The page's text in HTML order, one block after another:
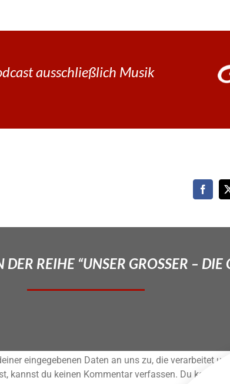
ausschließlich Musik
REIHE “UNSER GROSSER – DIE
eingegebenen Daten an uns zu, die verarbeitet
du keinen Kommentar verfassen. Du kannst